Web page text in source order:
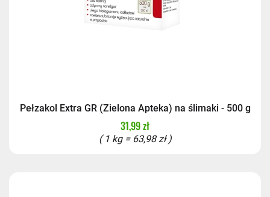
Pełzakol Extra GR (Zielona Apteka) na ślimaki - 500 g
31,99 zł
( 1 kg = 63,98 zł )